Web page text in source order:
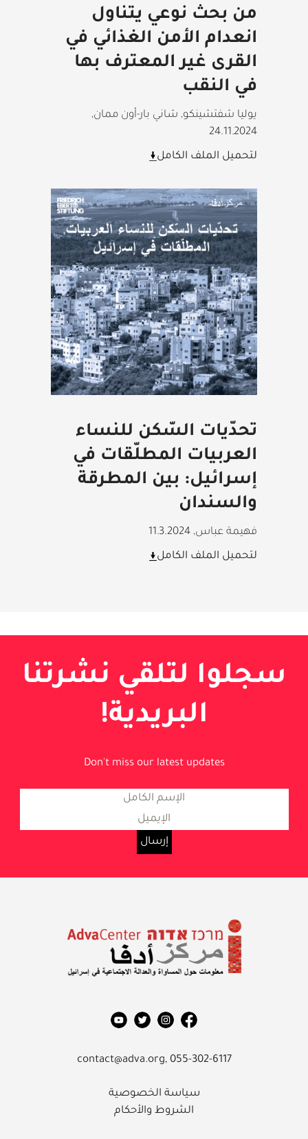
من بحث نوعي يتناول
انعدام الأمن الغذائي في
القرى غير المعترف بها
في النقب
يوليا شفتشينكو, شاني بار-أون ممان,
24.11.2024
لتحميل الملف الكامل
تحدّيات السّكن للنساء
العربيات المطلّقات في
إسرائيل: بين المطرقة
والسندان
فهيمة عباس,
11.3.2024
لتحميل الملف الكامل
سجلوا لتلقي نشرتنا
البريدية!
Don't miss our latest updates
مركز أدفا
الاجتماعية في إسرائيل
contact@adva.org, 055-302-6117
سياسة الخصوصية
الشروط والأحكام